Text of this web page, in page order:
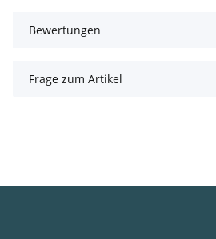
Bewertungen
Frage zum Artikel